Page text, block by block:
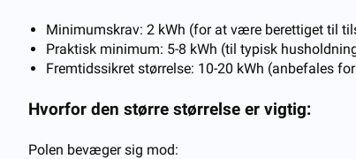
Minimumskrav: 2 kWh (for at være berettiget til
Praktisk minimum: 5-8 kWh (til typisk
Fremtidssikret størrelse: 10-20 kWh (anbefales
Hvorfor den større størrelse er vigtig:
Polen bevæger sig mod: